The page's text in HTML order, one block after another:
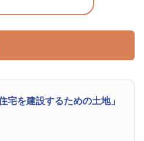
住宅を建設するための土地」